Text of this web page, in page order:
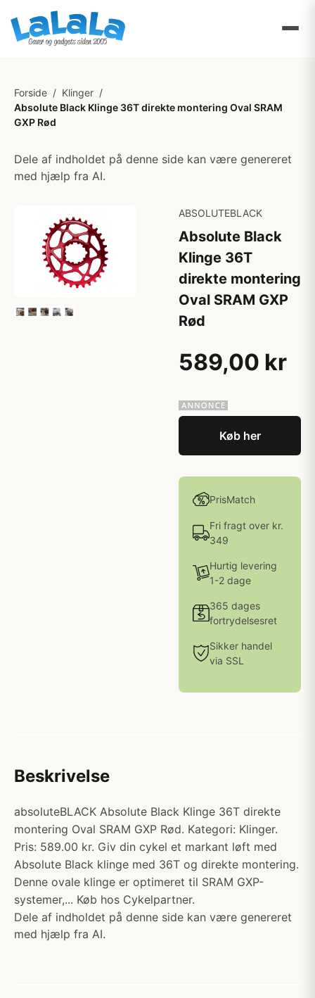
Forside / Klinger /
Absolute Black Klinge 36T direkte montering Oval SRAM
GXP Rød
Dele af indholdet på denne side kan være genereret
med hjælp fra AI.
ABSOLUTEBLACK
Absolute Black
Klinge 36T
direkte montering
Oval SRAM GXP
Rød
589,00 kr
Køb her
PrisMatch
Fri fragt over kr.
349
Hurtig levering
1-2 dage
365 dages
fortrydelsesret
Sikker handel
via SSL
Beskrivelse
absoluteBLACK Absolute Black Klinge 36T direkte
montering Oval SRAM GXP Rød. Kategori: Klinger.
Pris: 589.00 kr. Giv din cykel et markant løft med
Absolute Black klinge med 36T og direkte montering.
Denne ovale klinge er optimeret til SRAM GXP-
systemer,... Køb hos Cykelpartner.
Dele af indholdet på denne side kan være genereret
med hjælp fra AI.